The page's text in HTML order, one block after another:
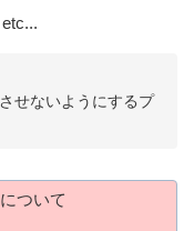
せないようにするプ
ついて